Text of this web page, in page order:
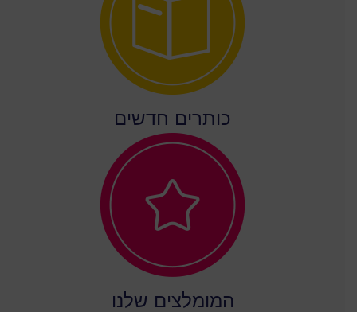
כותרים חדשים
המומלצים שלנו